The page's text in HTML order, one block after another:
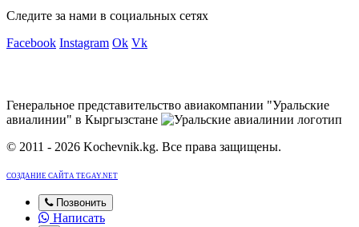
Следите за нами в социальных сетях
Facebook Instagram Ok Vk
Генеральное представительство авиакомпании "Уральские
авиалинии" в Кыргызстане
© 2011 - 2026 Kochevnik.kg. Все права защищены.
СОЗДАНИЕ САЙТА TEGAY.NET
Позвонить
Написать